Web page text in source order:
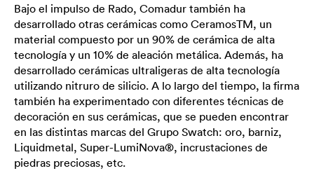
Bajo el impulso de Rado, Comadur también ha
desarrollado otras cerámicas como CeramosTM, un
material compuesto por un 90% de cerámica de alta
tecnología y un 10% de aleación metálica. Además, ha
desarrollado cerámicas ultraligeras de alta tecnología
utilizando nitruro de silicio. A lo largo del tiempo, la firma
también ha experimentado con diferentes técnicas de
decoración en sus cerámicas, que se pueden encontrar
en las distintas marcas del Grupo Swatch: oro, barniz,
Liquidmetal, Super-LumiNova®, incrustaciones de
piedras preciosas, etc.